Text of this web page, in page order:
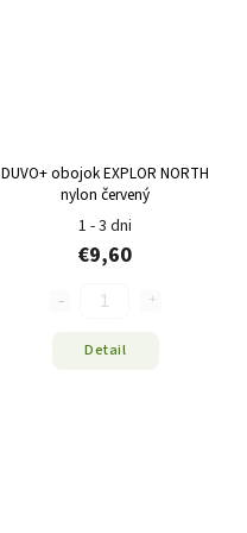
DUVO+ obojok EXPLOR NORTH
nylon červený
1 - 3 dni
€9,60
Detail